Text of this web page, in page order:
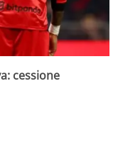
cessione